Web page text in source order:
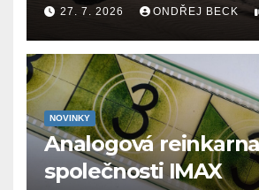
27. 7. 2026 ONDŘEJ BECK
NOVINKY
Analogová
společnosti IMAX